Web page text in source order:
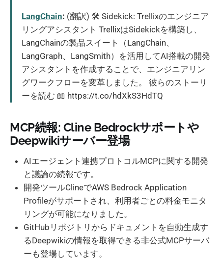
LangChain: (翻訳) 🛠️ Sidekick: Trellixのエンジニア
リングアシスタント TrellixはSidekickを構築し、
LangChainの製品スイート（LangChain、
LangGraph、LangSmith）を活用してAI搭載の開発
アシスタントを作成することで、エンジニアリン
グワークフローを変革しました。 彼らのストーリ
ーを読む 📖 https://t.co/hdXkS3HdTQ
MCP続報: Cline Bedrockサポートや
Deepwikiサーバー登場
AIエージェント連携プロトコルMCPに関する開発
と議論の続報です。
開発ツールClineでAWS Bedrock Application
Profileがサポートされ、利用者ごとの料金モニタ
リングが可能になりました。
GitHubリポジトリからドキュメントを自動生成す
るDeepwikiの情報を取得できる非公式MCPサーバ
ーも登場しています。